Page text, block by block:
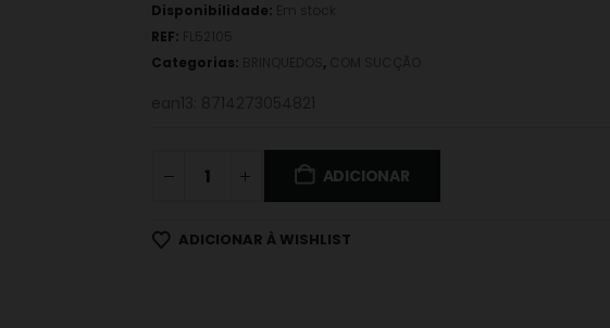
Disponibilidade:
REF:
Categorias:
,
ADICIONAR
ADICIONAR À WISHLIST